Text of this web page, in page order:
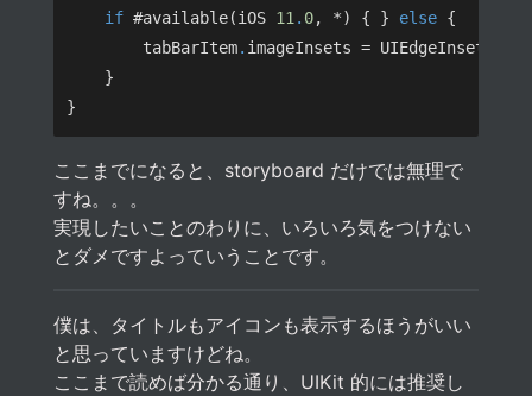
if #available(iOS 11. 0, *) { } else
        tabBarItem
. imageInsets =
ここまでになると、storyboard だけでは無理で
すね。。。
実現したいことのわりに、いろいろ気をつけない
とダメですよっていうことです。
僕は、タイトルもアイコンも表示するほうがいい
と思っていますけどね。
ここまで読めば分かる通り、UIKit 的には推奨し